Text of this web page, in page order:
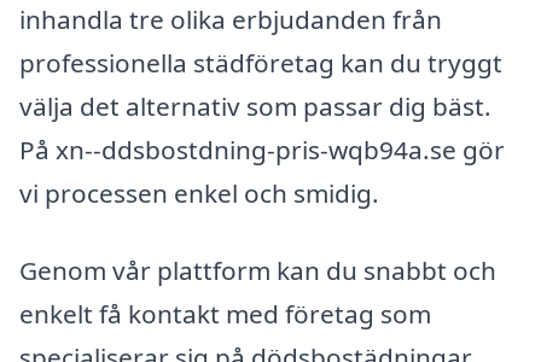
inhandla tre olika erbjudanden från
professionella städföretag kan du tryggt
välja det alternativ som passar dig bäst.
På xn--ddsbostdning-pris-wqb94a.se gör
vi processen enkel och smidig.
Genom vår plattform kan du snabbt och
enkelt få kontakt med företag som